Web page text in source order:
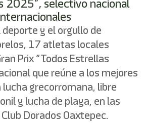
2025”, selectivo nacional
y el orgullo de
17 atletas locales
Prix “Todos Estrellas
que reúne a los mejores
grecorromana, libre
y lucha de playa, en las
Dorados Oaxtepec.